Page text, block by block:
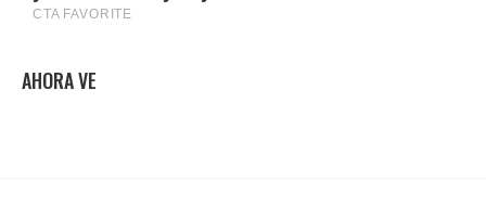
AHORA VE